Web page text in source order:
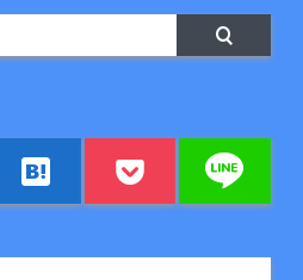
hatenabookmark line